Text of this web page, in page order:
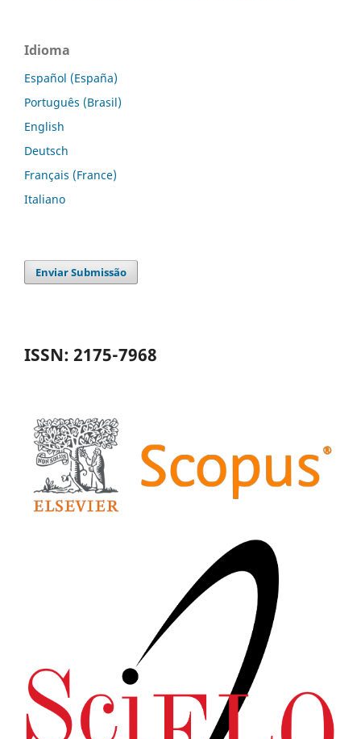
Idioma
Español (España)
Português (Brasil)
English
Deutsch
Français (France)
Italiano
Enviar Submissão
ISSN: 2175-7968